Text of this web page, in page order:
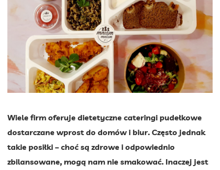
Wiele firm oferuje dietetyczne cateringi pudełkowe
dostarczane wprost do domów i biur. Często jednak
takie posiłki – choć są zdrowe i odpowiednio
zbilansowane, mogą nam nie smakować. Inaczej jest